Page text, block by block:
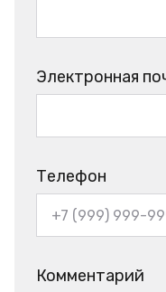
Электронная
Телефон
Комментарий